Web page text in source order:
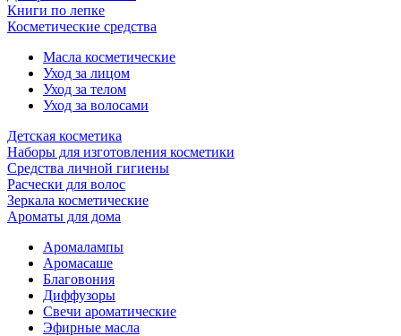
Книги по лепке
Косметические средства
Масла косметические
Уход за лицом
Уход за телом
Уход за волосами
Детская косметика
Наборы для изготовления косметики
Средства личной гигиены
Расчески для волос
Зеркала косметические
Ароматы для дома
Аромалампы
Аромасаше
Благовония
Диффузоры
Свечи ароматические
Эфирные масла